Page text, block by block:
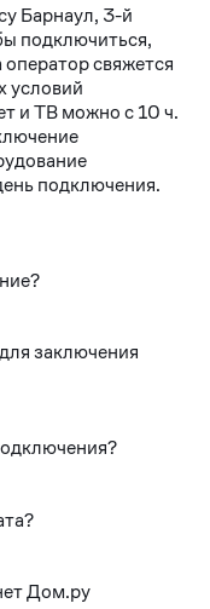
Барнаул, 3-й
подключиться,
свяжется
условий
и ТВ можно с 10 ч.
подключения.
заключения
Дом.ру